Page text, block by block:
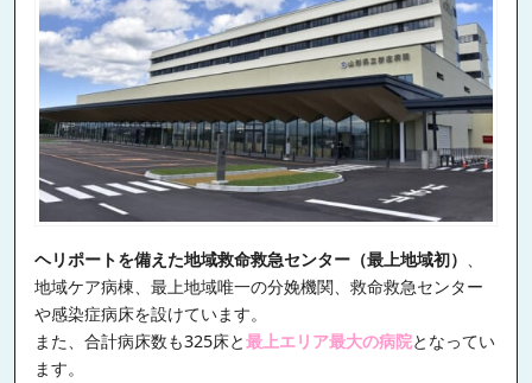
ヘリポートを備えた地域救命救急センター（最上地域初） 、
地域ケア病棟、最上地域唯一の分娩機関、救命救急センター
や感染症病床を設けています。
また、合計病床数も325床と最上エリア最大の病院となってい
ます。